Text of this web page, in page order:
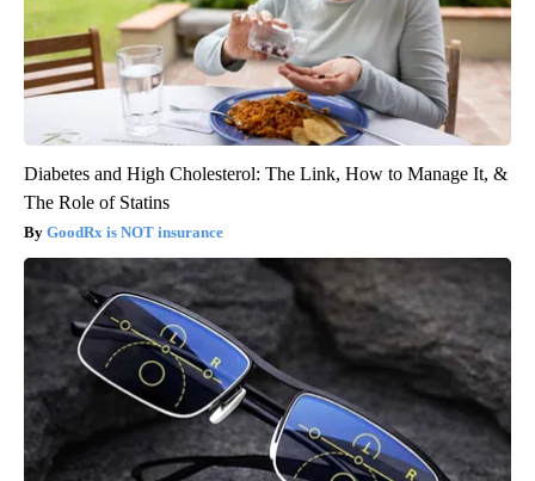
Diabetes and High Cholesterol: The Link, How to Manage It, &
The Role of Statins
GoodRx is NOT insurance